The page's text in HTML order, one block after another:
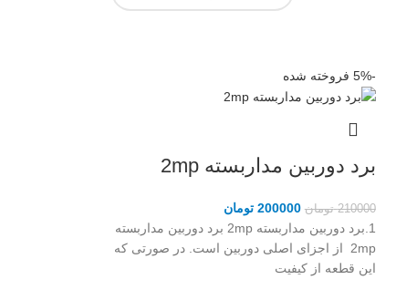
-5% فروخته شده
برد دوربین مداربسته 2mp
210000 تومان 200000 تومان
1.برد دوربین مداربسته 2mp برد دوربین مداربسته
2mp از اجزای اصلی دوربین است. در صورتی که
این قطعه از کیفیت